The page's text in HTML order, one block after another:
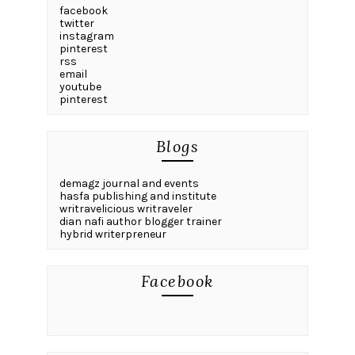
facebook
twitter
instagram
pinterest
rss
email
youtube
pinterest
Blogs
demagz journal and events
hasfa publishing and institute
writravelicious writraveler
dian nafi author blogger trainer
hybrid writerpreneur
Facebook